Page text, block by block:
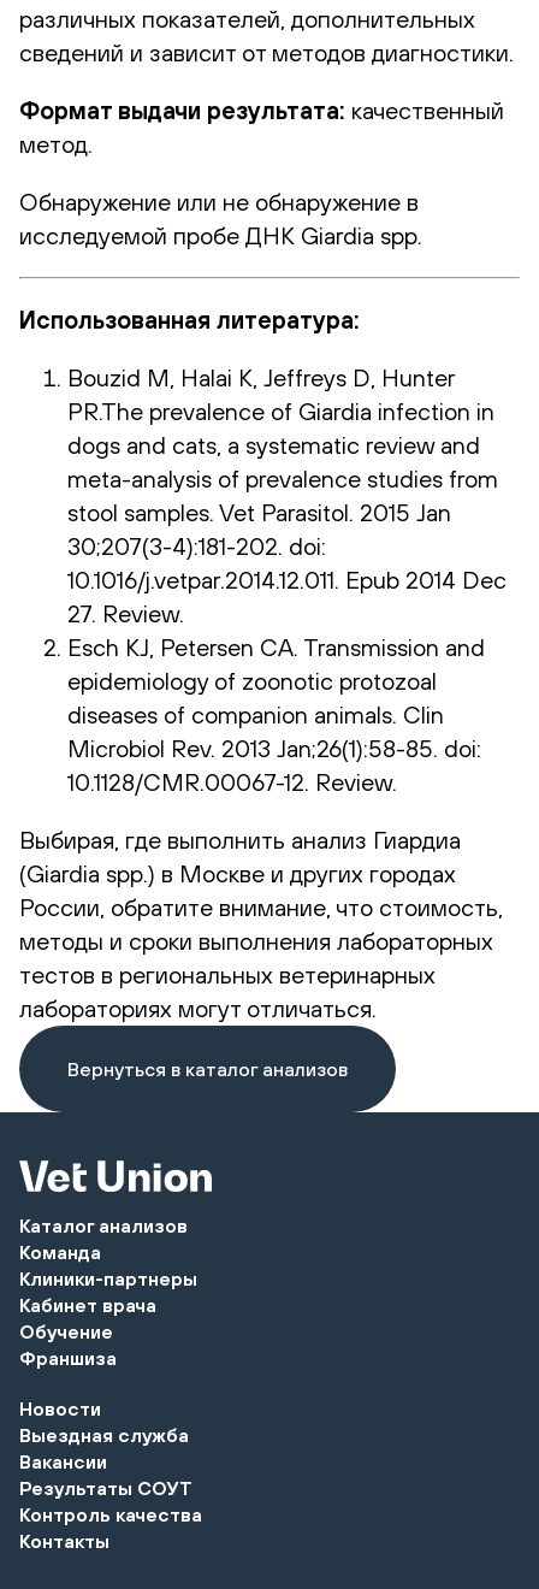
различных показателей, дополнительных
сведений и зависит от методов диагностики.
Формат выдачи результата: качественный
метод.
Обнаружение или не обнаружение в
исследуемой пробе ДНК Giardia spp.
Использованная литература:
Bouzid M, Halai K, Jeffreys D, Hunter
PR.The prevalence of Giardia infection in
dogs and cats, a systematic review and
meta-analysis of prevalence studies from
stool samples. Vet Parasitol. 2015 Jan
30;207(3-4):181-202. doi:
10.1016/j.vetpar.2014.12.011. Epub 2014 Dec
27. Review.
Esch KJ, Petersen CA. Transmission and
epidemiology of zoonotic protozoal
diseases of companion animals. Clin
Microbiol Rev. 2013 Jan;26(1):58-85. doi:
10.1128/CMR.00067-12. Review.
Выбирая, где выполнить анализ Гиардиа
(Giardia spp.) в Москве и других городах
России, обратите внимание, что стоимость,
методы и сроки выполнения лабораторных
тестов в региональных ветеринарных
лабораториях могут отличаться.
Вернуться в каталог анализов
Каталог анализов
Команда
Клиники-партнеры
Кабинет врача
Обучение
Франшиза
Новости
Выездная служба
Вакансии
Результаты СОУТ
Контроль качества
Контакты